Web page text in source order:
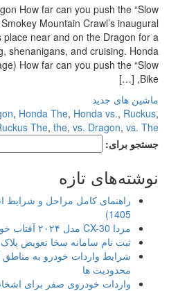
How far can you push the “Slow
Smokey Mountain Crawl’s inaugural
place near and on the Dragon for a
shenanigans, and cruising. Honda
How far can you push the “Slow
Bike, […]
ماشین های جدید
,Honda The,Honda vs.,Ruckus
,Ruckus The,the,vs. Dragon,vs. The
جستجو برای:
نوشته‌های تازه
1405)
مزدا CX-30 مدل ۲۰۲۴ آفتاب خودرو؛ بررسی و مشخصات فنی
ثبت نام سامانه سخا تعویض پلاک
شرایط واردات خودرو به مناطق
محدودیت ها
واردات خودروی صفر برای